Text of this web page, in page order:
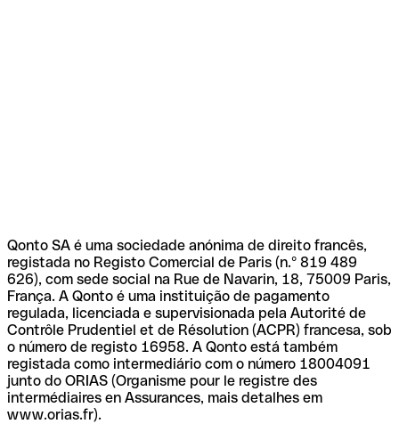
Qonto SA é uma sociedade anónima de direito francês,
registada no Registo Comercial de Paris (n.º 819 489
626), com sede social na Rue de Navarin, 18, 75009 Paris,
França. A Qonto é uma instituição de pagamento
regulada, licenciada e supervisionada pela Autorité de
Contrôle Prudentiel et de Résolution (ACPR) francesa, sob
o número de registo 16958. A Qonto está também
registada como intermediário com o número 18004091
junto do ORIAS (Organisme pour le registre des
intermédiaires en Assurances, mais detalhes em
www.orias.fr).